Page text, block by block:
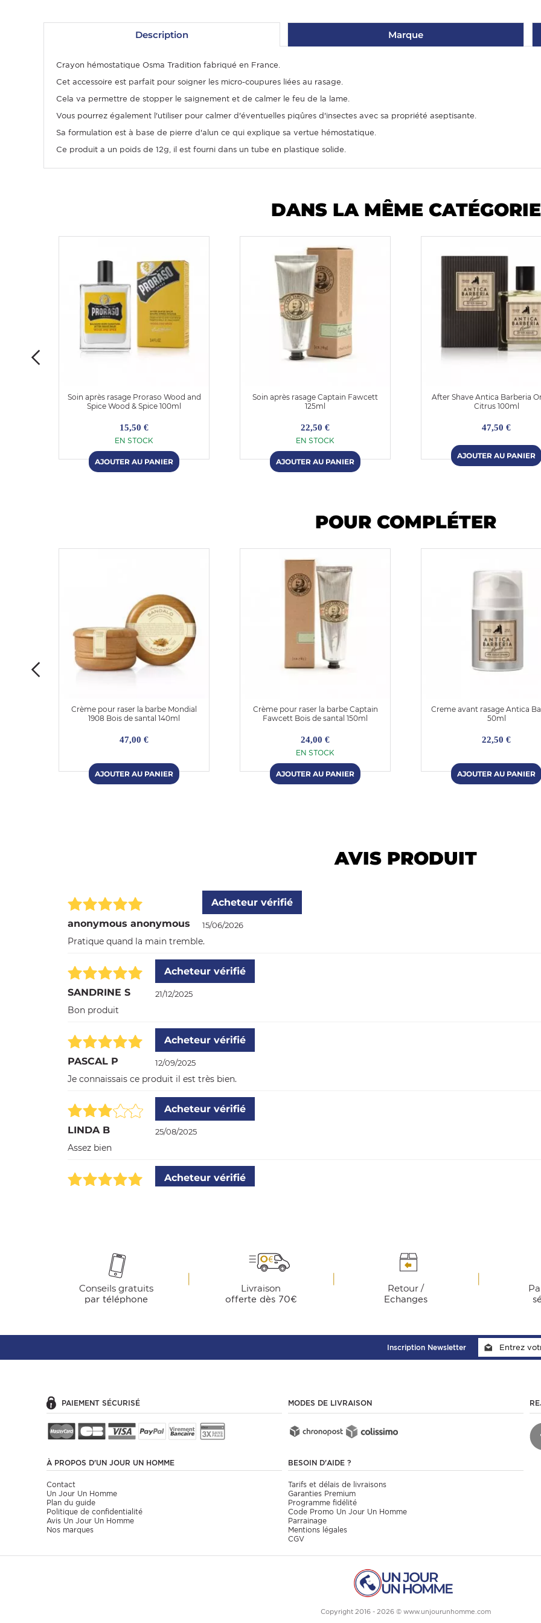
Description Marque
Crayon hémostatique Osma Tradition fabriqué en France.
Cet accessoire est parfait pour soigner les micro-coupures liées au rasage.
Cela va permettre de stopper le saignement et de calmer le feu de la lame.
Vous pourrez également l'utiliser pour calmer d'éventuelles piqûres d'insectes avec sa propriété aseptisante.
Sa formulation est à base de pierre d'alun ce qui explique sa vertue hémostatique.
Ce produit a un poids de 12g, il est fourni dans un tube en plastique solide.
DANS LA MÊME CATÉGORIE
Soin après rasage Proraso Wood and
Spice Wood & Spice 100ml
15,50 €
EN STOCK
Soin après rasage Captain Fawcett
125ml
22,50 €
EN STOCK
After Shave Antica Barberia
Citrus 100ml
47,50 €
POUR COMPLÉTER
Crème pour raser la barbe Mondial
1908 Bois de santal 140ml
47,00 €
Crème pour raser la barbe Captain
Fawcett Bois de santal 150ml
24,00 €
EN STOCK
Creme avant rasage Antica
50ml
22,50 €
AVIS PRODUIT
anonymous anonymous
Acheteur vérifié
15/06/2026
Pratique quand la main tremble.
SANDRINE S
Acheteur vérifié
21/12/2025
Bon produit
PASCAL P
Acheteur vérifié
12/09/2025
Je connaissais ce produit il est très bien.
LINDA B
Acheteur vérifié
25/08/2025
Assez bien
Acheteur vérifié
Efficace
SERGE R 14/01/2025
T V
bons produits
THERESE V
bons produits
Conseils gratuits
par téléphone
Livraison
offerte dès 70€
Retour /
Echanges
Inscription Newsletter
PAIEMENT SÉCURISÉ MODES DE LIVRAISON
À PROPOS D'UN JOUR UN HOMME
Contact
Un Jour Un Homme
Plan du guide
Politique de confidentialité
Avis Un Jour Un Homme
Nos marques
BESOIN D'AIDE ?
Tarifs et délais de livraisons
Garanties Premium
Programme fidélité
Code Promo Un Jour Un Homme
Parrainage
Mentions légales
CGV
Copyright 2016 - 2026 © www.unjourunhomme.com